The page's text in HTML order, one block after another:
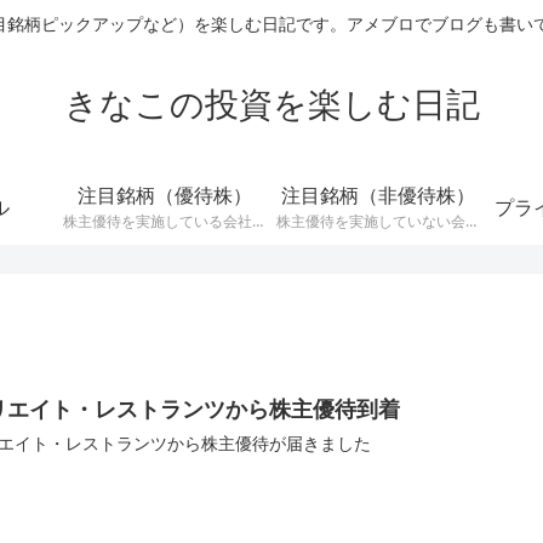
銘柄ピックアップなど）を楽しむ日記です。アメブロでブログも
きなこの投資を楽しむ日記
注目銘柄（優待株）
株主優待を実施している会社の
注目銘柄（非優待株）
株主優待を実施していない会社
プラ
エイト・レストランツから株主優待到着
イト・レストランツから株主優待が届きました